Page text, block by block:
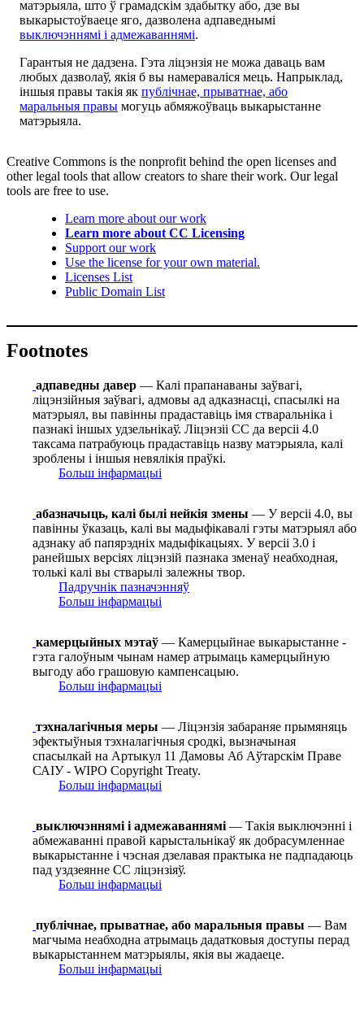
матэрыяла, што ў грамадскім здабытку або, дзе вы
выкарыстоўваеце яго, дазволена адпаведнымі
выключэннямі і адмежаваннямі.
Гарантыя не дадзена. Гэта ліцэнзія не можа даваць вам
любых дазволаў, якія б вы намераваліся мець. Напрыклад,
іншыя правы такія як публічнае, прыватнае, або
маральныя правы могуць абмяжоўваць выкарыстанне
матэрыяла.
Creative Commons is the nonprofit behind the open licenses and
other legal tools that allow creators to share their work. Our legal
tools are free to use.
Learn more about our work
Learn more about CC Licensing
Support our work
Use the license for your own material.
Licenses List
Public Domain List
Footnotes
адпаведны давер — Калі прапанаваны заўвагі,
ліцэнзійныя заўвагі, адмовы ад адказнасці, спасылкі на
матэрыял, вы павінны прадаставіць імя стваральніка і
пазнакі іншых удзельнікаў. Ліцэнзіі СС да версіі 4.0
таксама патрабуюць прадаставіць назву матэрыяла, калі
зроблены і іншыя невялікія праўкі.
Больш інфармацыі
абазначыць, калі былі нейкія змены — У версіі 4.0, вы
павінны ўказаць, калі вы мадыфікавалі гэты матэрыял або
адзнаку аб папярэдніх мадыфікацыях. У версіі 3.0 і
ранейшых версіях ліцэнзій пазнака зменаў неабходная,
толькі калі вы стварылі залежны твор.
Падручнік пазначэнняў
Больш інфармацыі
камерцыйных мэтаў — Камерцыйнае выкарыстанне -
гэта галоўным чынам намер атрымаць камерцыйную
выгоду або грашовую кампенсацыю.
Больш інфармацыі
тэхналагічныя меры — Ліцэнзія забараняе прымяняць
эфектыўныя тэхналагічныя сродкі, вызначыная
спасылкай на Артыкул 11 Дамовы Аб Аўтарскім Праве
САІУ - WIPO Copyright Treaty.
Больш інфармацыі
выключэннямі і адмежаваннямі — Такія выключэнні і
абмежаванні правой карыстальнікаў як добрасумленнае
выкарыстанне і чэсная дзелавая практыка не падпадаюць
пад уздзеянне СС ліцэнзіяў.
Больш інфармацыі
публічнае, прыватнае, або маральныя правы — Вам
магчыма неабходна атрымаць дадатковыя доступы перад
выкарыстаннем матэрыялы, якія вы жадаеце.
Больш інфармацыі